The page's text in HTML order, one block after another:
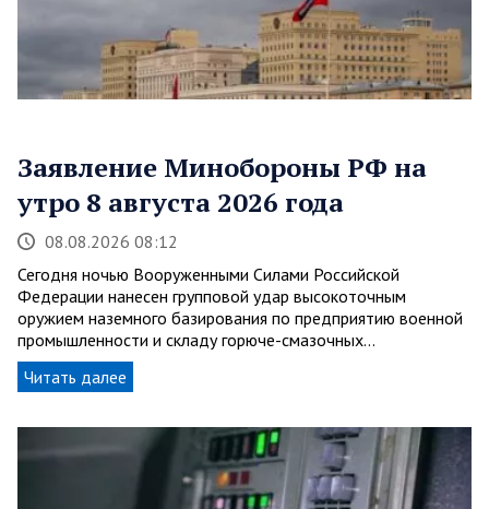
Заявление Минобороны РФ на
утро 8 августа 2026 года
08.08.2026 08:12
Сегодня ночью Вооруженными Силами Российской
Федерации нанесен групповой удар высокоточным
оружием наземного базирования по предприятию военной
промышленности и складу горюче-смазочных…
Читать далее